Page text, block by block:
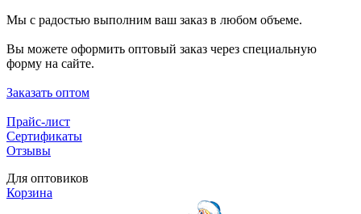
Мы с радостью выполним ваш заказ в любом объеме.
Вы можете оформить оптовый заказ через специальную
форму на сайте.
Заказать оптом
Прайс-лист
Сертификаты
Отзывы
Для оптовиков
Корзина